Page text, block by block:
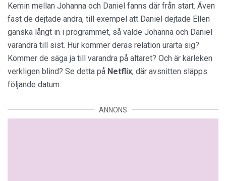
Kemin mellan Johanna och Daniel fanns där från start. Även
fast de dejtade andra, till exempel att Daniel dejtade Ellen
ganska långt in i programmet, så valde Johanna och Daniel
varandra till sist. Hur kommer deras relation urarta sig?
Kommer de säga ja till varandra på altaret? Och är kärleken
verkligen blind? Se detta på Netflix, där avsnitten släpps
följande datum:
ANNONS